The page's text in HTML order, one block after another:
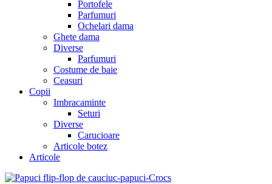
Portofele
Parfumuri
Ochelari dama
Ghete dama
Diverse
Parfumuri
Costume de baie
Ceasuri
Copii
Imbracaminte
Seturi
Diverse
Carucioare
Articole botez
Articole